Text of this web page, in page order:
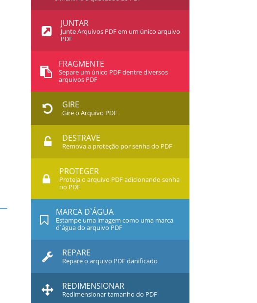
JUNTAR
Junte Arquivos PDF em um único arquivo
PDF
FRAGMENTE
Separe um único PDF dentre diversos
arquivos PDF
GIRE
Gire o Arquivo PDF
DESTRAVE
Remova a proteção por senha do PDF
PROTEGER
Proteja o arquivo PDF adicionando senha
no PDF
MARCA D`ÁGUA
Estampe uma imagem como uma marca
d`água do arquivo PDF
REPARE
Repare o arquivo PDF danificado
REDIMENSIONAR
Redimensionar tamanho do PDF